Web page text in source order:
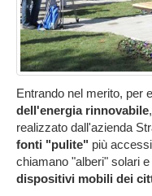
Entrando nel merito, per
dell'energia rinnovabile
realizzato dall'azienda
fonti "pulite" più
chiamano "alberi" solari
dispositivi mobili dei